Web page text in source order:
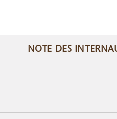
NOTE DES